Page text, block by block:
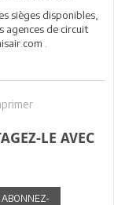
sièges disponibles,
agences de circuit
.
LE AVEC